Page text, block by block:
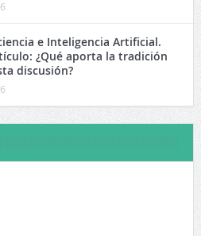
e Inteligencia Artificial.
¿Qué aporta la tradición
discusión?